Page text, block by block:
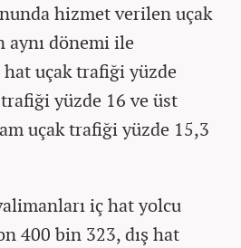
hizmet verilen uçak
aynı dönemi ile
hat uçak trafiği yüzde
yüzde 16 ve üst
uçak trafiği yüzde 15,3
iç hat yolcu
400 bin 323, dış hat